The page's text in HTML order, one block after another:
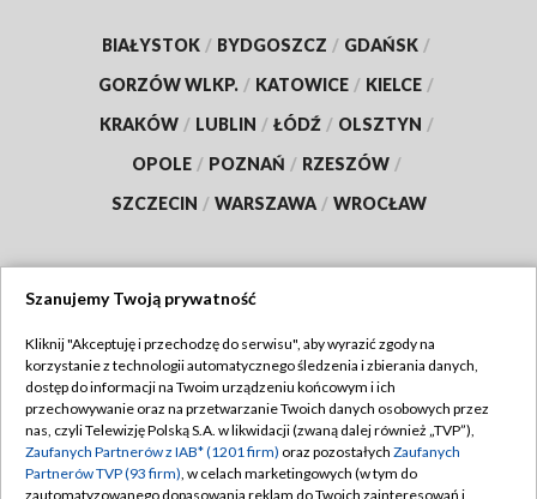
BIAŁYSTOK / BYDGOSZCZ / GDAŃSK /
GORZÓW WLKP. / KATOWICE / KIELCE /
KRAKÓW / LUBLIN / ŁÓDŹ / OLSZTYN /
OPOLE / POZNAŃ / RZESZÓW /
SZCZECIN / WARSZAWA / WROCŁAW
TVP
Abonament TVP
Emisja w TVP
Centrum informacji TVP
Regulamin TVP
Polityka prywatności
Moje zgody
Szanujemy Twoją prywatność
Kliknij "Akceptuję i przechodzę do serwisu", aby wyrazić zgody na
korzystanie z technologii automatycznego śledzenia i zbierania danych,
dostęp do informacji na Twoim urządzeniu końcowym i ich
przechowywanie oraz na przetwarzanie Twoich danych osobowych przez
nas, czyli Telewizję Polską S.A. w likwidacji (zwaną dalej również „TVP”),
Zaufanych Partnerów z IAB* (1201 firm) oraz pozostałych Zaufanych
Partnerów TVP (93 firm), w celach marketingowych (w tym do
zautomatyzowanego dopasowania reklam do Twoich zainteresowań i